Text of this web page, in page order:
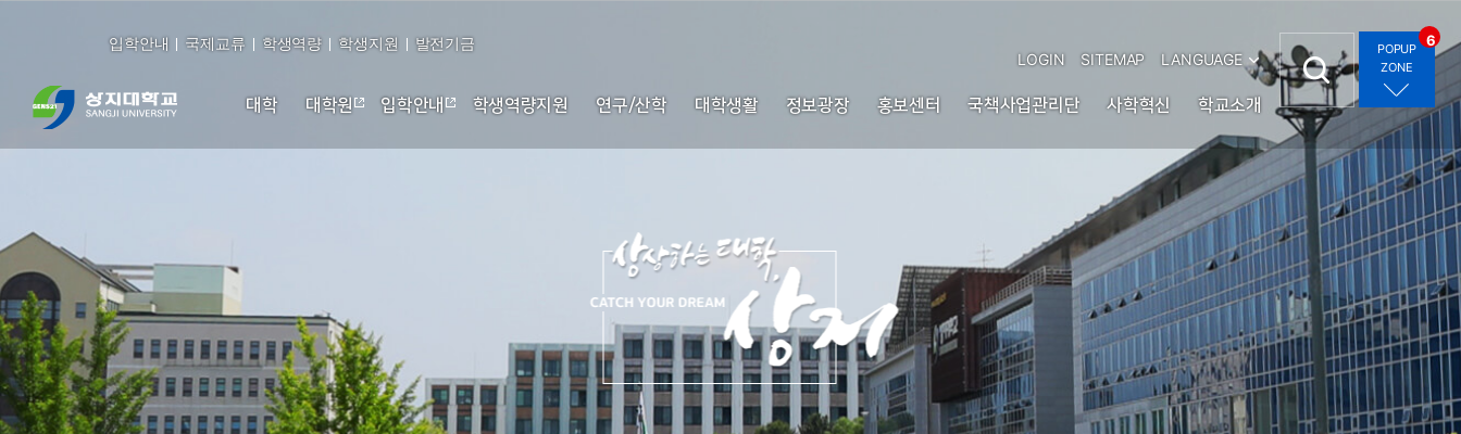
POPUP
ZONE
6
입학안내 국제교류 학생역량 학생지원
발전기금
LOGIN
SITEMAP LANGUAGE
대학 대학원 입학안내 학생역량지원 연구/산학 대학생활 정보광장 홍보센터 국책사업관리단 사학혁신 학교소개